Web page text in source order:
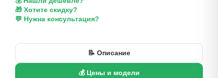
🎁 Хотите скидку?
💬 Нужна консультация?
📝 Описание
💰 Цены и модели